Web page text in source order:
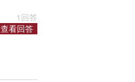
1回答
查看回答